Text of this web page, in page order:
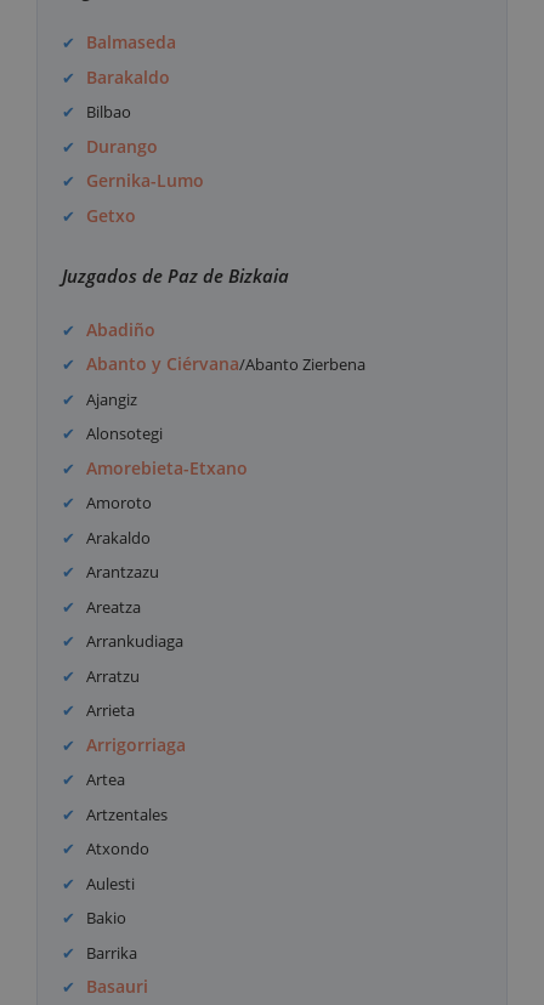
Balmaseda
Barakaldo
Bilbao
Durango
Gernika-Lumo
Getxo
Juzgados de Paz de Bizkaia
Abadiño
Abanto y Ciérvana/Abanto Zierbena
Ajangiz
Alonsotegi
Amorebieta-Etxano
Amoroto
Arakaldo
Arantzazu
Areatza
Arrankudiaga
Arratzu
Arrieta
Arrigorriaga
Artea
Artzentales
Atxondo
Aulesti
Bakio
Barrika
Basauri